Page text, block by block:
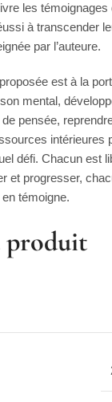
produit
les témoignages
à transcender
par l’auteure.
est à la
mental,
pensée,
intérieures
défi. Chacun est
et progresser,
témoigne.